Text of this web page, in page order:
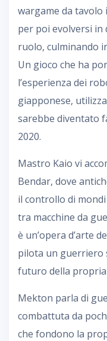
wargame da tavolo
per poi evolversi in
ruolo, culminando
Un gioco che ha
l’esperienza dei
giapponese,
sarebbe diventato
2020.
Mastro Kaio vi
Bendar, dove
il controllo di
tra macchine da
è un’opera d’arte
pilota un guerriero
futuro della
Mekton parla di
combattuta da
che fondono la